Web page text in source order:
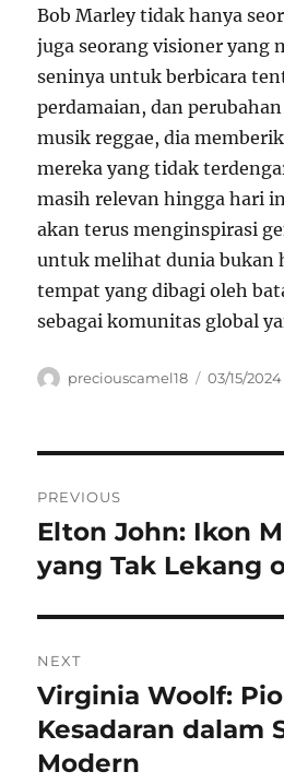
Bob Marley tidak hanya
juga seorang visioner yang
seninya untuk berbicara
perdamaian, dan
musik reggae, dia
mereka yang tidak
masih relevan hingga hari
akan terus menginspirasi
untuk melihat dunia bukan
tempat yang dibagi oleh
sebagai komunitas global
Author
preciouscamel18
Posted
03/15/2024
pos
PREVIOUS
Previous
post:
Elton John: Ikon
yang Tak Lekang
NEXT
Next
post:
Virginia Woolf:
Kesadaran dalam
Modern